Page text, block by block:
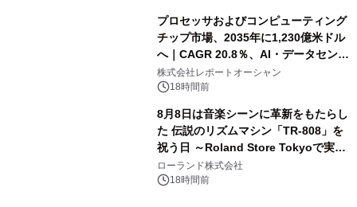
プロセッサおよびコンピューティング
チップ市場、2035年に1,230億米ドル
へ｜CAGR 20.8％、AI・データセンタ
ー需要が成長を牽引
株式会社レポートオーシャン
18時間前
8月8日は音楽シーンに革新をもたらし
た 伝説のリズムマシン「TR-808」を
祝う日 ～Roland Store Tokyoで実機
を展示しての 記念キャンペーンを開
催 英国ラジオ「NTS」の 特別プログ
ローランド株式会社
18時間前